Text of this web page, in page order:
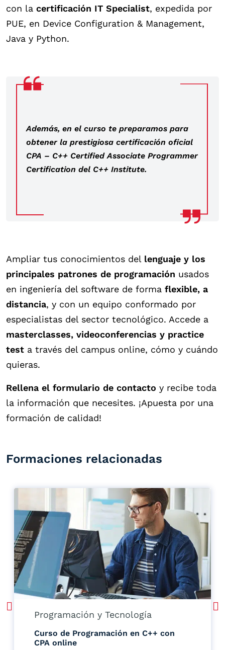
con la certificación IT Specialist, expedida por
PUE, en Device Configuration & Management,
Java y Python.
Además, en el curso te preparamos para
obtener la prestigiosa certificación oficial
CPA – C++ Certified Associate Programmer
Certification del C++ Institute.
Ampliar tus conocimientos del lenguaje y los
principales patrones de programación usados
en ingeniería del software de forma flexible, a
distancia, y con un equipo conformado por
especialistas del sector tecnológico. Accede a
masterclasses, videoconferencias y practice
test a través del campus online, cómo y cuándo
quieras.
Rellena el formulario de contacto y recibe toda
la información que necesites. ¡Apuesta por una
formación de calidad!
Formaciones relacionadas
Programación y Tecnología
Curso de Programación en C++ con
CPA online